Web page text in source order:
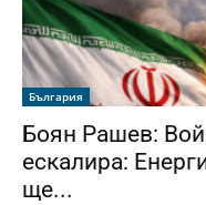
България
Боян Рашев:
ескалира:
ще...